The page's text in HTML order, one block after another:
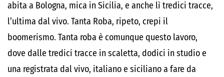
abita a Bologna, mica in Sicilia, e anche lì tredici tracce,
l’ultima dal vivo. Tanta Roba, ripeto, crepi il
boomerismo. Tanta roba è comunque questo lavoro,
dove dalle tredici tracce in scaletta, dodici in studio e
una registrata dal vivo, italiano e siciliano a fare da